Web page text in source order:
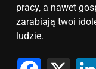
pracy, a nawet
zarabiają twoi
ludzie.
Facebook
X